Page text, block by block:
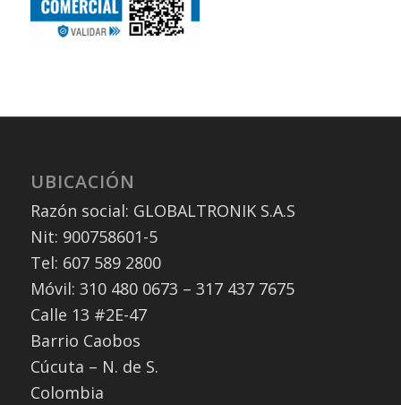
UBICACIÓN
Razón social: GLOBALTRONIK S.A.S
Nit: 900758601-5
Tel: 607 589 2800
Móvil: 310 480 0673 – 317 437 7675
Calle 13 #2E-47
Barrio Caobos
Cúcuta – N. de S.
Colombia